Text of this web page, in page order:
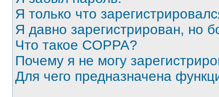
Я только что
Я давно зарегистрирован, но
Что такое COPPA?
Почему я не могу
Для чего предназначена